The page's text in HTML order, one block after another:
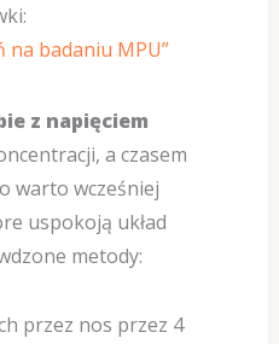
badaniu MPU”
z napięciem
a czasem
warto wcześniej
uspokoją układ
metody:
przez nos przez 4